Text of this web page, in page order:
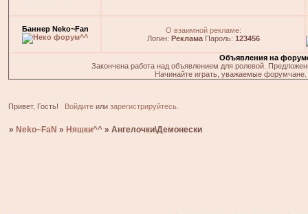
Баннер Neko~Fan
О взаимной рекламе:
Логин: РекламаПароль: 123456
Объявления на
Закончена работа над объявлением для ролевой.
Начинайте играть, уважаемые
Привет, Гость! Войдитеили зарегистрируйтесь.
» Neko~FaN » Няшки^^ »Ангелочки\Демонески